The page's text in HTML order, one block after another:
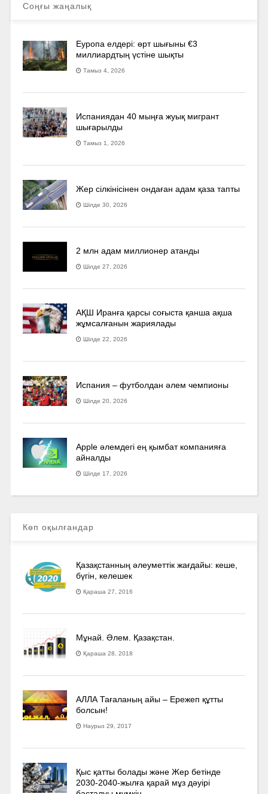
Соңғы жаңалық
Еуропа елдері: өрт шығыны €3
миллиардтың үстіне шықты
Тамыз 4, 2026
Испаниядан 40 мыңға жуық мигрант
шығарылды
Тамыз 1, 2026
Жер сілкінісінен ондаған адам қаза тапты
Шілде 30, 2026
2 млн адам миллионер атанды
Шілде 27, 2026
АҚШ Иранға қарсы соғыста қанша ақша
жұмсалғанын жариялады
Шілде 22, 2026
Испания – футболдан әлем чемпионы
Шілде 20, 2026
Apple әлемдегі ең қымбат компанияға
айналды
Шілде 17, 2026
Көп оқылғандар
Қазақстанның әлеуметтік жағдайы: кеше,
бүгін, келешек
Қараша 27, 2016
Мұнай. Әлем. Қазақстан.
Қараша 28, 2018
АЛЛА Тағаланың айы – Ережеп құтты
болсын!
Наурыз 29, 2017
Қыс қатты болады және Жер бетінде
2030-2040­-жылға қарай мұз дәуірі